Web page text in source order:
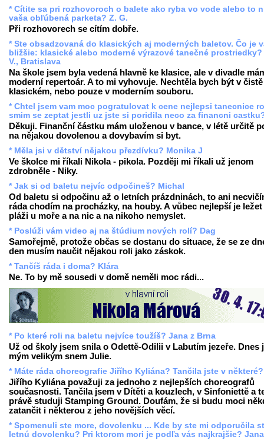
* Cítite sa pri rozhovoroch o balete ako ryba vo vode alebo to
vaša obľúbená parketa? Z. G.
Při rozhovorech se cítím dobře.
* Ste obsadzovaná do klasických aj moderných baletov. Čo je
bližšie: klasické alebo moderné výrazové tanečné prostriedky?
V., Bratislava
Na škole jsem byla vedená hlavně ke klasice, ale v divadle
moderní repertoár. A to mi vyhovuje. Nechtěla bych být v čistě
klasickém, nebo pouze v moderním souboru.
* Chtel jsem vam moc pogratulovat k cene nejlepsi tanecnice
smim se zeptat jestli uz jste si poridila neco za financni
Děkuji. Finanční částku mám uloženou v bance, v létě určitě
na nějakou dovolenou a dovybavím si byt.
* Měla jsi v dětství nějakou přezdívku? Monika J
Ve školce mi říkali Nikola - pikola. Později mi říkali už jenom
zdrobněle - Niky.
* Jak si od baletu nejvíc odpočineš? Michal
Od baletu si odpočinu až o letních prázdninách, to ani
ráda chodím na procházky, na houby. A vůbec nejlepší je ležet
pláži u moře a na nic a na nikoho nemyslet.
* Poslúži vám video aj na štúdium nových rolí? Dag
Samořejmě, protože občas se dostanu do situace, že se ze
den musím naučit nějakou roli jako záskok.
* Tančíš ráda i doma? Klára
Ne. To by mě sousedi v domě neměli moc rádi...
* Po které roli na baletu nejvíce toužíš? Jana z Brna
Už od školy jsem snila o Odettě-Odilii v Labutím jezeře. Dnes
mým velikým snem Julie.
* Máte ráda choreografie Jiřího Kyliána? Tančila jste v některé?
Jiřího Kyliána považuji za jednoho z nejlepších choreografů
současnosti. Tančila jsem v Dítěti a kouzlech, v Sinfoniettě a
právě studuji Stamping Ground. Doufám, že si budu moci
zatančit i některou z jeho novějších věcí.
* Spomenuli ste more, dovolenku ... Kde by ste mi odporučila
letnú dovolenku? Pri ktorom mori je podľa vás najkrajšie?